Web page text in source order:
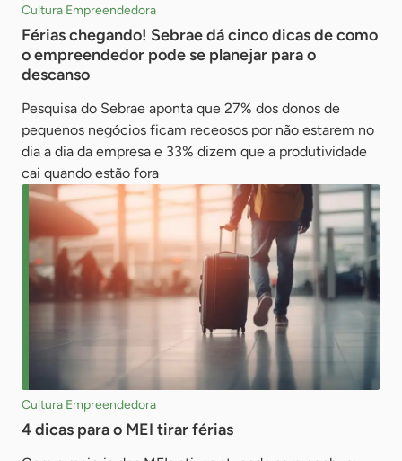
Cultura Empreendedora
Férias chegando! Sebrae dá cinco dicas de como
o empreendedor pode se planejar para o
descanso
Pesquisa do Sebrae aponta que 27% dos donos de
pequenos negócios ficam receosos por não estarem no
dia a dia da empresa e 33% dizem que a produtividade
cai quando estão fora
Cultura Empreendedora
4 dicas para o MEI tirar férias